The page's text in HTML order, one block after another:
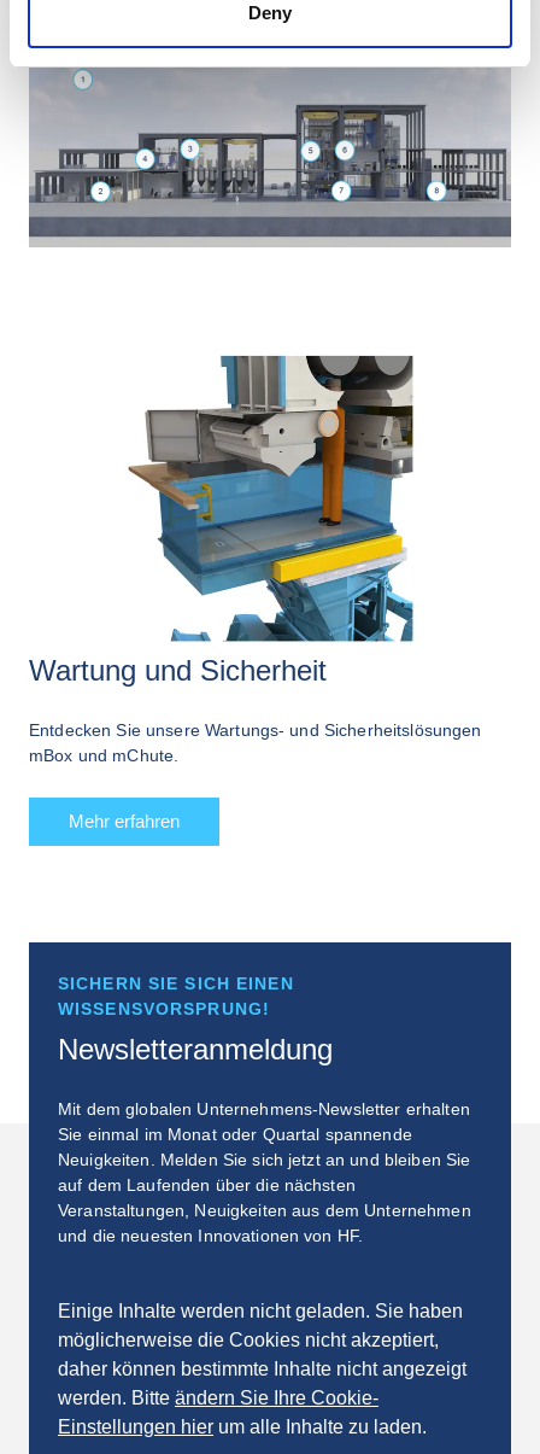
Deny
Wartung und Sicherheit
Entdecken Sie unsere Wartungs- und Sicherheitslösungen
mBox und mChute.
Mehr erfahren
SICHERN SIE SICH EINEN
WISSENSVORSPRUNG!
Newsletteranmeldung
Mit dem globalen Unternehmens-Newsletter erhalten
Sie einmal im Monat oder Quartal spannende
Neuigkeiten. Melden Sie sich jetzt an und bleiben Sie
auf dem Laufenden über die nächsten
Veranstaltungen, Neuigkeiten aus dem Unternehmen
und die neuesten Innovationen von HF.
Einige Inhalte werden nicht geladen. Sie haben
möglicherweise die Cookies nicht akzeptiert,
daher können bestimmte Inhalte nicht angezeigt
werden. Bitte ändern Sie Ihre Cookie-
Einstellungen hier um alle Inhalte zu laden.